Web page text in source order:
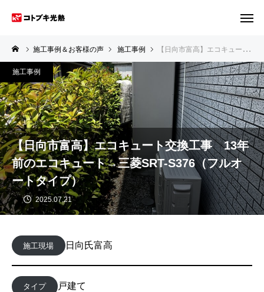
施工事例＆お客様の声 施工事例 【日向市富高】エコキュート交換工事 13年前のエコキュート→三菱SRT-S376（フルオートタイプ）
【日向市富高】エコキュート交換工事 13年
前のエコキュート→三菱SRT-S376（フルオ
ートタイプ）
2025.07.21
施工事例
施工現場 日向氏富高
タイプ 戸建て